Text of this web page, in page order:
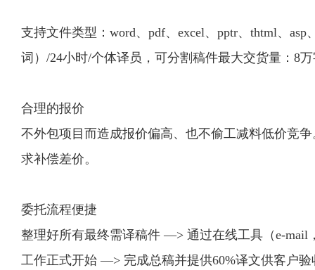
支持文件类型：word、pdf、excel、pptr、thtml、
词）/24小时/个体译员，可分割稿件最大交货量：8
合理的报价
不外包项目而造成报价偏高、也不偷工减料低价竞
求补偿差价。
委托流程便捷
整理好所有最终需译稿件 —> 通过在线工具（e-mail
工作正式开始 —> 完成总稿并提供60%译文供客户